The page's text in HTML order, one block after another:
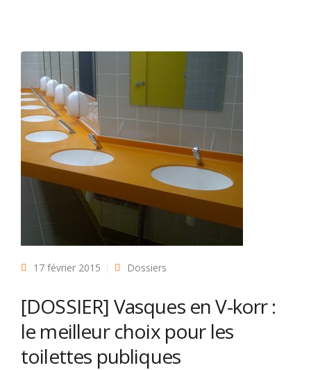
17 février 2015 Dossiers
[DOSSIER] Vasques en V-korr :
le meilleur choix pour les
toilettes publiques